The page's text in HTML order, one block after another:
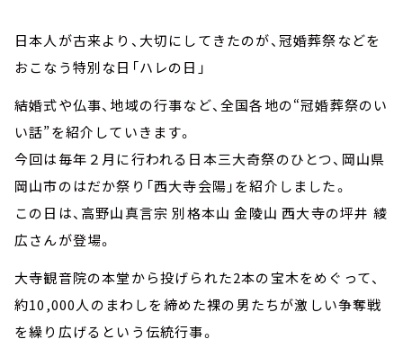
日本人が古来より、大切にしてきたのが、冠婚葬祭などを
おこなう特別な日「ハレの日」
結婚式や仏事、地域の行事など、全国各地の“冠婚葬祭のい
い話”を紹介していきます。
今回は毎年２月に行われる日本三大奇祭のひとつ、岡山県
岡山市のはだか祭り「西大寺会陽」を紹介しました。
この日は、高野山真言宗 別格本山 金陵山 西大寺の坪井 綾
広さんが登場。
大寺観音院の本堂から投げられた2本の宝木をめぐって、
約10,000人のまわしを締めた裸の男たちが激しい争奪戦
を繰り広げるという伝統行事。